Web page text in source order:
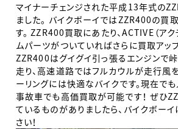
マイナーチェンジされた平成13年式の
ました。 バイクボーイではZZR400の買
す。 ZZR400買取にあたり、ACTIVE（アク
ムパーツがついていればさらに買取アップ
ZZR400はグイグイ引っ張るエンジンで
走り、高速道路ではフルカウルが走行風
ーリングには快適なバイクです。現在で
事故車でも高価買取が可能です！ ぜひ
ているものがありましたら、バイクボー
さい！